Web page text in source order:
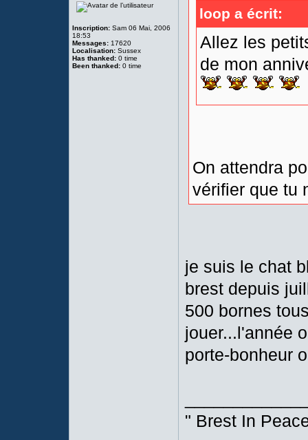
Inscription: Sam 06 Mai, 2006
18:53
Messages: 17620
Localisation: Sussex
Has thanked: 0 time
Been thanked: 0 time
loop a écrit:
Allez les
de mon
On attendra
vérifier que tu
je suis le chat
brest depuis
500 bornes
jouer...l'année
porte-bonheur
" Brest In